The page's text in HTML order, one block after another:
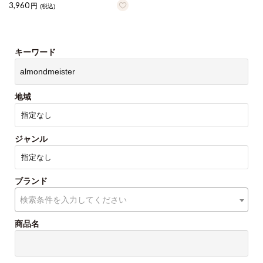
3,960 円 (税込)
キーワード
地域
ジャンル
ブランド
検索条件を入力してください
商品名